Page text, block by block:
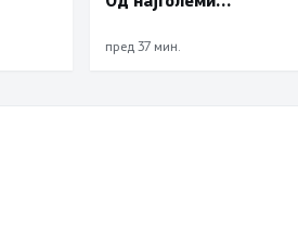
еволуираа во
пред 37 мин.